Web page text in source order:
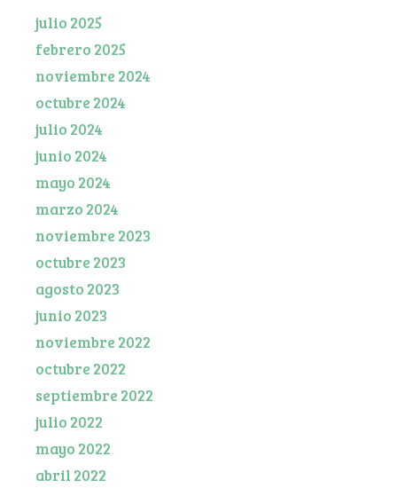
julio 2025
febrero 2025
noviembre 2024
octubre 2024
julio 2024
junio 2024
mayo 2024
marzo 2024
noviembre 2023
octubre 2023
agosto 2023
junio 2023
noviembre 2022
octubre 2022
septiembre 2022
julio 2022
mayo 2022
abril 2022